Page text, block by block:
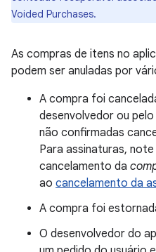
Voided Purchases.
As compras de itens no
podem ser anuladas por
A compra foi
desenvolvedor ou
não confirmadas
Para assinaturas,
cancelamento da
ao cancelamento da
A compra foi
O desenvolvedor do